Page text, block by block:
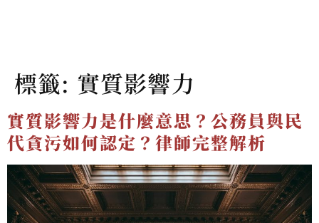
標籤: 實質影響力
實質影響力是什麼意思？公務員與民
代貪污如何認定？律師完整解析